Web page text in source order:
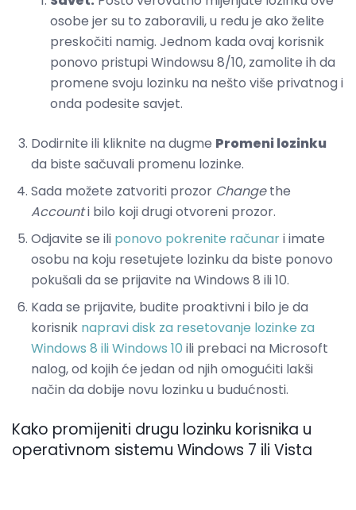
osobe jer su to zaboravili, u redu je ako želite
preskočiti namig. Jednom kada ovaj korisnik
ponovo pristupi Windowsu 8/10, zamolite ih da
promene svoju lozinku na nešto više privatnog i
onda podesite savjet.
Dodirnite ili kliknite na dugme Promeni lozinku
da biste sačuvali promenu lozinke.
Sada možete zatvoriti prozor Changethe
Accounti bilo koji drugi otvoreni prozor.
Odjavite se ili ponovo pokrenite računari imate
osobu na koju resetujete lozinku da biste ponovo
pokušali da se prijavite na Windows 8 ili 10.
Kada se prijavite, budite proaktivni i bilo je da
korisnik napravi disk za resetovanje lozinke za
Windows 8 ili Windows 10 ili prebaci na Microsoft
nalog, od kojih će jedan od njih omogućiti lakši
način da dobije novu lozinku u budućnosti.
Kako promijeniti drugu lozinku korisnika u
operativnom sistemu Windows 7 ili Vista